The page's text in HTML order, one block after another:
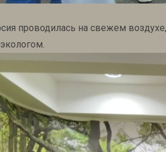
проводилась на свежем